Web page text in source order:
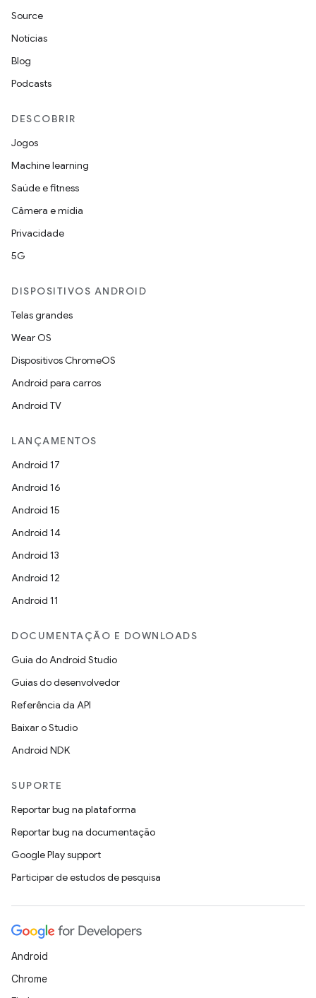
Source
Notícias
Blog
Podcasts
DESCOBRIR
Jogos
Machine learning
Saúde e fitness
Câmera e mídia
Privacidade
5G
DISPOSITIVOS ANDROID
Telas grandes
Wear OS
Dispositivos ChromeOS
Android para carros
Android TV
LANÇAMENTOS
Android 17
Android 16
Android 15
Android 14
Android 13
Android 12
Android 11
DOCUMENTAÇÃO E DOWNLOADS
Guia do Android Studio
Guias do desenvolvedor
Referência da API
Baixar o Studio
Android NDK
SUPORTE
Reportar bug na plataforma
Reportar bug na documentação
Google Play support
Participar de estudos de pesquisa
Android
Chrome